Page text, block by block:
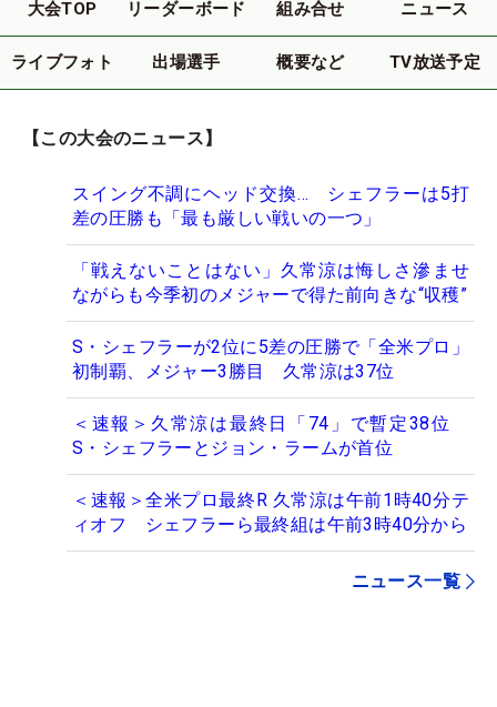
大会TOP リーダーボード 組み合せ ニュース
ライブフォト 出場選手 概要など TV放送予定
【この大会のニュース】
スイング不調にヘッド交換… シェフラーは5打
差の圧勝も「最も厳しい戦いの一つ」
「戦えないことはない」久常涼は悔しさ滲ませ
ながらも今季初のメジャーで得た前向きな“収穫”
S・シェフラーが2位に5差の圧勝で「全米プロ」
初制覇、メジャー3勝目 久常涼は37位
＜速報＞久常涼は最終日「74」で暫定38位
S・シェフラーとジョン・ラームが首位
＜速報＞全米プロ最終R 久常涼は午前1時40分テ
ィオフ シェフラーら最終組は午前3時40分から
ニュース一覧